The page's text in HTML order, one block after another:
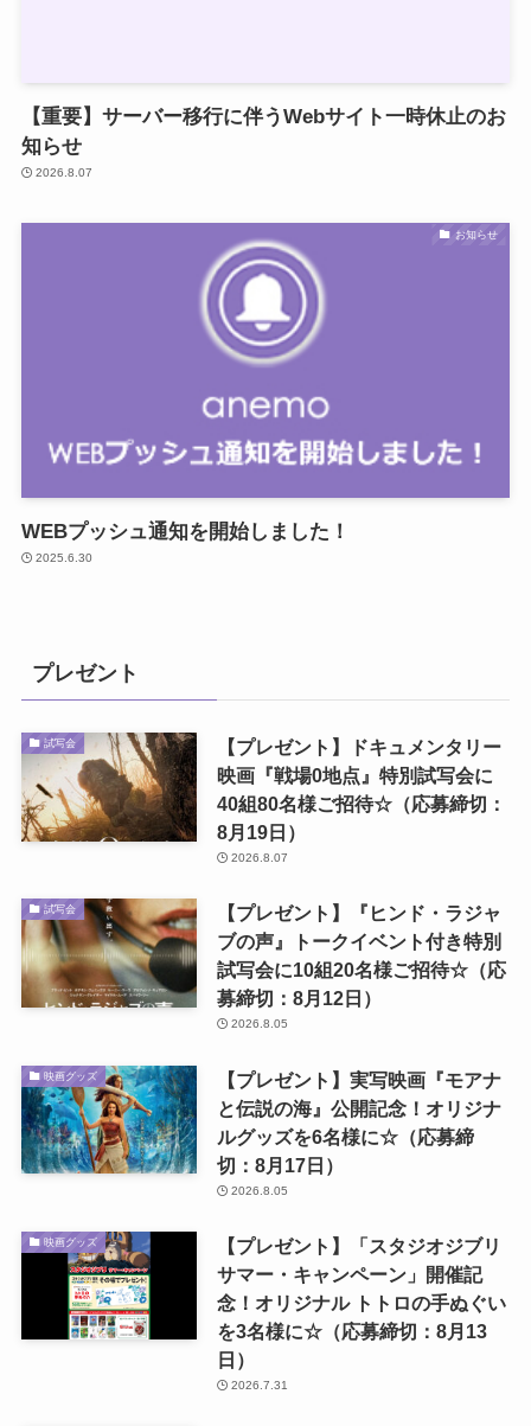
【重要】サーバー移行に伴うWebサイト一時休止のお
知らせ
2026.8.07
お知らせ
WEBプッシュ通知を開始しました！
2025.6.30
プレゼント
試写会
【プレゼント】ドキュメンタリー
映画『戦場0地点』特別試写会に
40組80名様ご招待☆（応募締切：
8月19日）
2026.8.07
試写会
【プレゼント】『ヒンド・ラジャ
ブの声』トークイベント付き特別
試写会に10組20名様ご招待☆（応
募締切：8月12日）
2026.8.05
映画グッズ
【プレゼント】実写映画『モアナ
と伝説の海』公開記念！オリジナ
ルグッズを6名様に☆（応募締
切：8月17日）
2026.8.05
映画グッズ
【プレゼント】「スタジオジブリ
サマー・キャンペーン」開催記
念！オリジナル トトロの手ぬぐい
を3名様に☆（応募締切：8月13
日）
2026.7.31